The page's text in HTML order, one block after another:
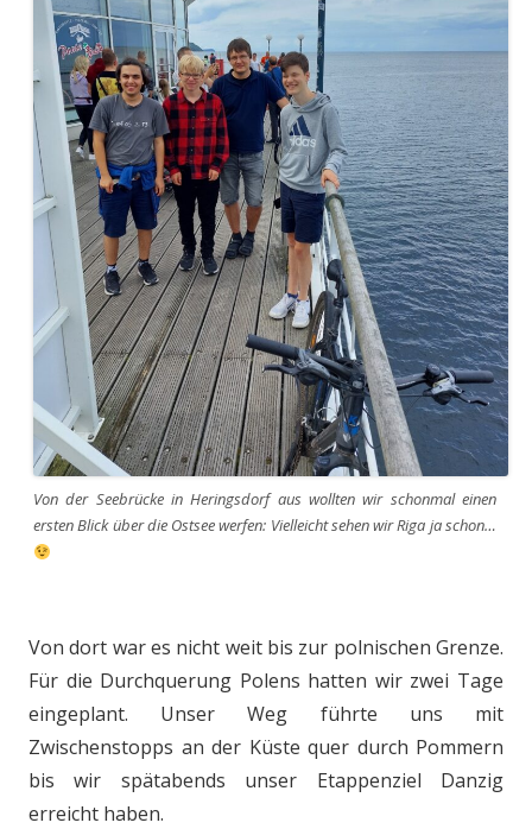
Von der Seebrücke in Heringsdorf aus wollten wir schonmal einen
ersten Blick über die Ostsee werfen: Vielleicht sehen wir Riga ja schon…
Von dort war es nicht weit bis zur polnischen Grenze.
Für die Durchquerung Polens hatten wir zwei Tage
eingeplant. Unser Weg führte uns mit
Zwischenstopps an der Küste quer durch Pommern
bis wir spätabends unser Etappenziel Danzig
erreicht haben.